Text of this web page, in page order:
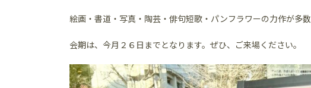
絵画・書道・写真・陶芸・俳句短歌・パンフラワーの力作が多数
会期は、今月２６日までとなります。ぜひ、ご来場ください。